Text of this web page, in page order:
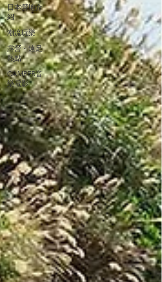
日本營地介
紹
潮流玩樂
露營・遠足
熱點
CAMPER音
樂電影